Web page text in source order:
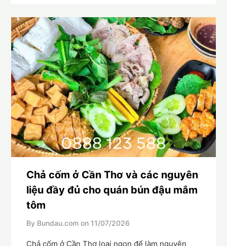
Chả cốm ở Cần Thơ và các nguyên
liệu đầy đủ cho quán bún đậu mắm
tôm
By Bundau.com on 11/07/2026
Chả cốm ở Cần Thơ loại ngon để làm nguyên